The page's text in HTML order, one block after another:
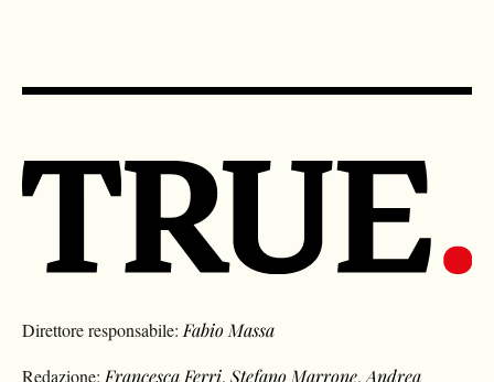
Direttore responsabile: Fabio Massa
Redazione: Francesca Ferri,Stefano Marrone,Andrea